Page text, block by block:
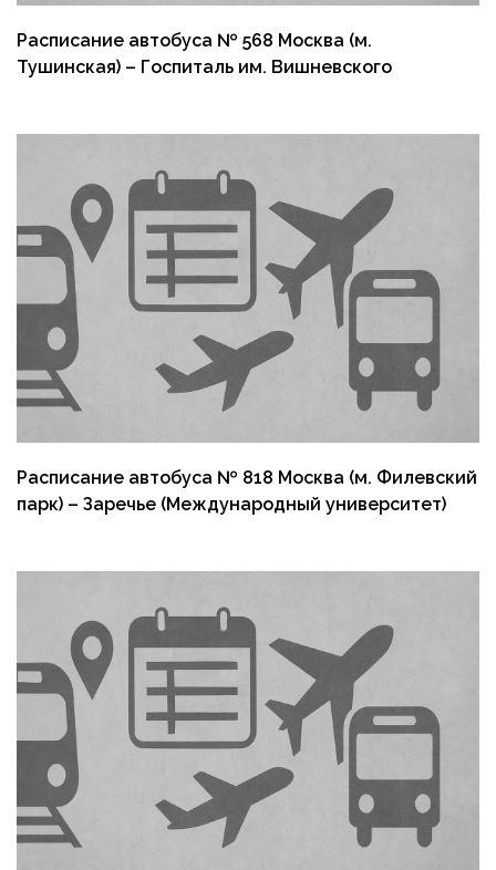
Расписание автобуса № 568 Москва (м.
Тушинская) – Госпиталь им. Вишневского
Расписание автобуса № 818 Москва (м. Филевский
парк) – Заречье (Международный университет)